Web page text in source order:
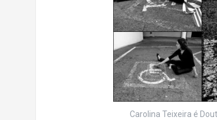
Carolina Teixeira é